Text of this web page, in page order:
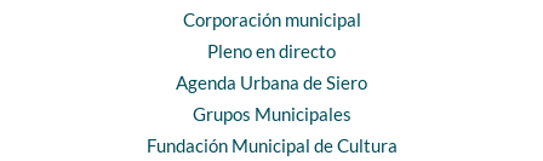
Corporación municipal
Pleno en directo
Agenda Urbana de Siero
Grupos Municipales
Fundación Municipal de Cultura